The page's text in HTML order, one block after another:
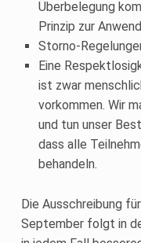
Überbelegung
Prinzip zur
Storno-
Eine
ist zwar
vorkommen. Wir
und tun unser
dass alle
behandeln.
Die Ausschreibung
September folgt in